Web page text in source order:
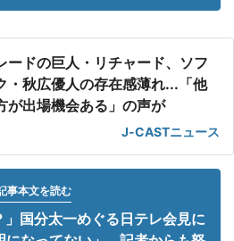
ードの巨人・リチャード、ソフ
・秋広優人の存在感薄れ...「他
が出場機会ある」の声が
J-CASTニュース
事本文を読む
」国分太一めぐる日テレ会見に